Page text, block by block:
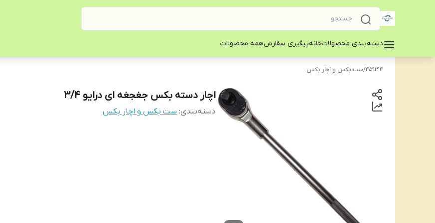
دسته‌بندی محصولاتخانهپیگیری سفارشهمه محصولات
459144
/ست بکس و اچار بکس
اچار دسته بکس جغجغه ای درایو 3/4
دسته‌بندی: ست بکس و اچار بکس